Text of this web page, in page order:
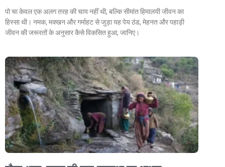
पो चा केवल एक अलग तरह की चाय नहीं थी, बल्कि सीमांत हिमालयी जीवन का
हिस्सा थी। नमक, मक्खन और गर्माहट से जुड़ा यह पेय ठंड, मेहनत और पहाड़ी
जीवन की जरूरतों के अनुसार कैसे विकसित हुआ, जानिए।